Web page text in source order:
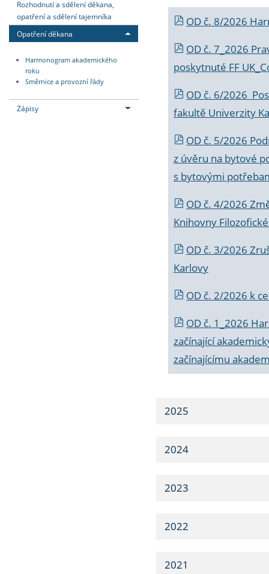
Rozhodnutí a sdělení děkana,
opatření a sdělení tajemníka
Opatření děkana
Harmonogram akademického
roku
Směrnice a provozní řády
Zápisy
OD č. 8/2026
OD č. 7_2026
poskytnuté FF
OD č. 6/2026
fakultě Univerzity
OD č. 5/2026
z úvěru na bytové
s bytovými
OD č. 4/2026
Knihovny
OD č. 3/2026
Karlovy
OD č. 2/2026 k
OD č. 1_2026
začínající
začínajícímu
2025
2024
2023
2022
2021